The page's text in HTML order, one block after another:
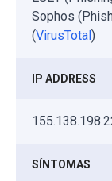
Sophos
(VirusTotal )
IP ADDRESS
SÍNTOMAS